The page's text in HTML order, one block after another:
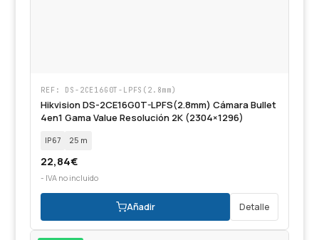
REF: DS-2CE16G0T-LPFS(2.8mm)
Hikvision DS-2CE16G0T-LPFS(2.8mm) Cámara Bullet
4en1 Gama Value Resolución 2K (2304×1296)
IP67 25 m
22,84€
- IVA no incluido
Añadir Detalle